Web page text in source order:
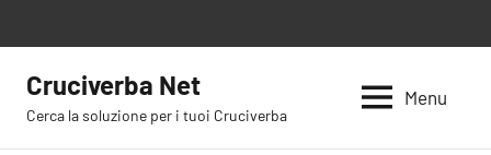
contenuto
Cruciverba Net
Cerca la soluzione per i tuoi Cruciverba
Menu